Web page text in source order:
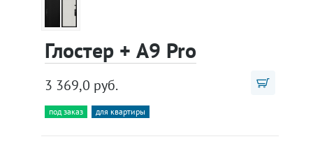
Глостер + A9 Pro
3 369,0 руб.
под заказ для квартиры